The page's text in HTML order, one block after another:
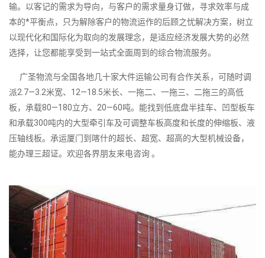
输。以客记的需求为导向，与客户的需求量身订做，寻求效率与成
本的*平衡点，只为解除客户的物流运作的后顾之忧解决方案，树立
以现代化和国际化为取向的发展理念，是适应经济发展大势的必然
选择，让您都能享受到一站式全面周到的综合物流服务。
广圣物流与全国各地几十家大件运输公司有合作关系，可随时调
派2.7—3.2米宽、12—18.5米长、一拖二、一拖三、二拖三的高低
板，承载80—180立方、20—60吨。能找到低底盘半挂车、凹型板车
和承载300吨内的大型牵引车及可调整车板高度和长度的伸缩板、液
压轴线板。承运厦门到喀什的超长、超宽、超高的大型机械设备，
能办理三超证。欢迎各界朋友来电咨询 。